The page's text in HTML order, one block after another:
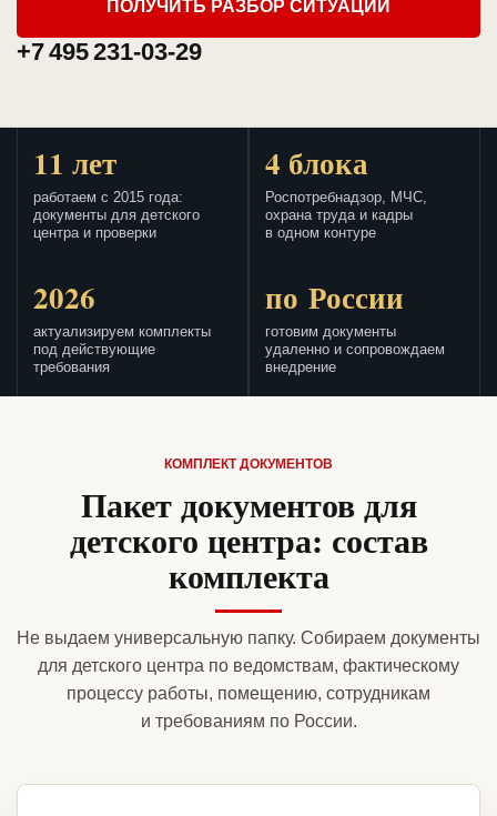
ПОЛУЧИТЬ РАЗБОР СИТУАЦИИ
+7 495 231-03-29
11 лет
работаем с 2015 года:
документы для детского
центра и проверки
4 блока
Роспотребнадзор, МЧС,
охрана труда и кадры
в одном контуре
2026
актуализируем комплекты
под действующие
требования
по России
готовим документы
удаленно и сопровождаем
внедрение
КОМПЛЕКТ ДОКУМЕНТОВ
Пакет документов для
детского центра: состав
комплекта
Не выдаем универсальную папку. Собираем документы
для детского центра по ведомствам, фактическому
процессу работы, помещению, сотрудникам
и требованиям по России.